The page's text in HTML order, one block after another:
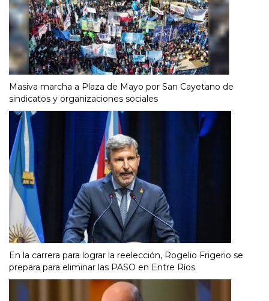
Masiva marcha a Plaza de Mayo por San Cayetano de
sindicatos y organizaciones sociales
En la carrera para lograr la reelección, Rogelio Frigerio se
prepara para eliminar las PASO en Entre Ríos